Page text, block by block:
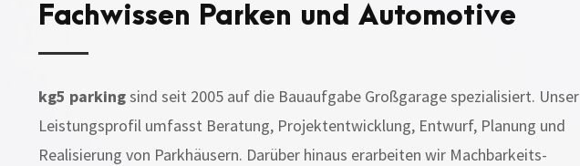
Fachwissen Parken und Automotive
kg5 parkingsind seit 2005 auf die Bauaufgabe Großgarage spezialisiert. Unser
Leistungsprofil umfasst Beratung, Projektentwicklung, Entwurf, Planung und
Realisierung von Parkhäusern. Darüber hinaus erarbeiten wir Machbarkeits-